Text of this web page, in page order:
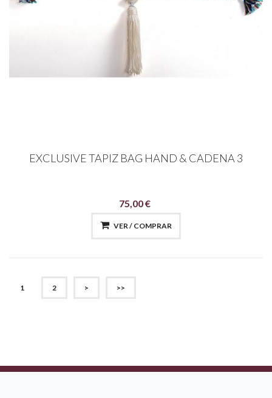
EXCLUSIVE TAPIZ BAG HAND & CADENA 3
75,00 €
VER / COMPRAR
1 (CURRENT)
2 > >>